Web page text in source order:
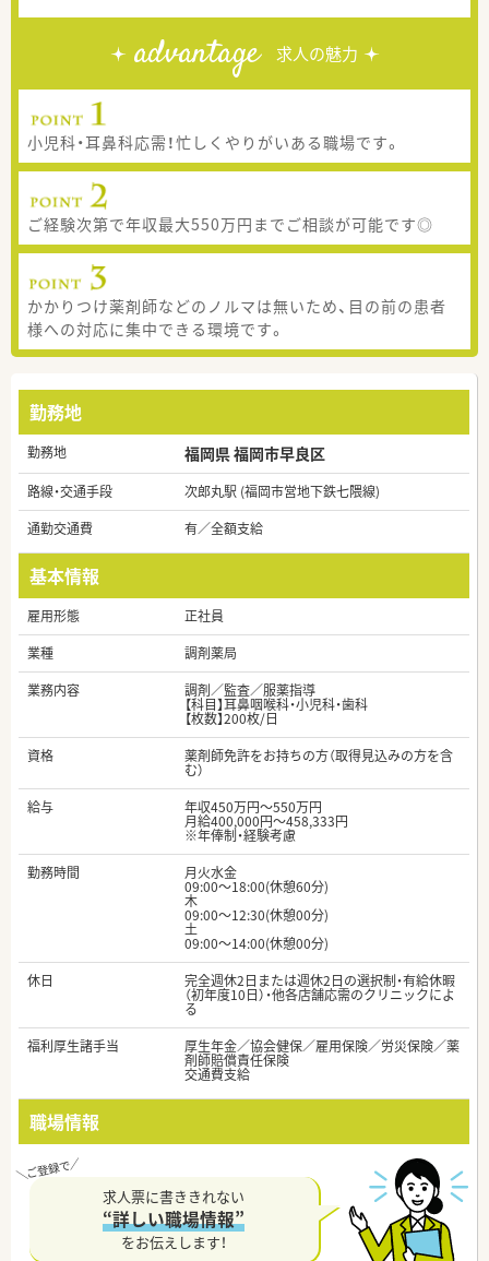
advantage 求人の魅力
小児科・耳鼻科応需！忙しくやりがいある職場です。
ご経験次第で年収最大550万円までご相談が可能です◎
かかりつけ薬剤師などのノルマは無いため、目の前の患者
様への対応に集中できる環境です。
勤務地
勤務地 福岡県 福岡市早良区
路線・交通手段
次郎丸駅 (福岡市営地下鉄七隈線)
通勤交通費
有／全額支給
基本情報
雇用形態
正社員
業種
調剤薬局
業務内容
調剤／監査／服薬指導
【科目】耳鼻咽喉科・小児科・歯科
【枚数】200枚/日
資格
薬剤師免許をお持ちの方（取得見込みの方を含
む）
給与
年収450万円～550万円
月給400,000円～458,333円
※年俸制・経験考慮
勤務時間
月火水金
09:00～18:00(休憩60分)
木
09:00～12:30(休憩00分)
土
09:00～14:00(休憩00分)
休日
完全週休2日または週休2日の選択制・有給休暇
（初年度10日）・他各店舗応需のクリニックによ
る
福利厚生諸手当
厚生年金／協会健保／雇用保険／労災保険／薬
剤師賠償責任保険
交通費支給
職場情報
求人票に書ききれない
“詳しい職場情報”
をお伝えします！